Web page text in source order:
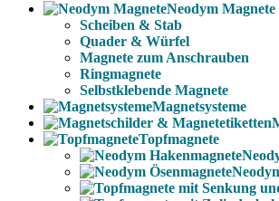
Neodym Magnete
Scheiben & Stab
Quader & Würfel
Magnete zum Anschrauben
Ringmagnete
Selbstklebende Magnete
Magnetsysteme
Topfmagnete